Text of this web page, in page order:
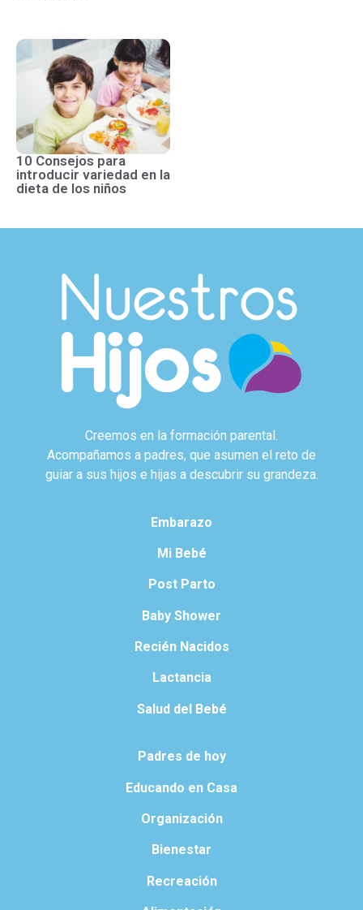
10 Consejos para
introducir variedad en la
dieta de los niños
Creemos en la formación parental.
Acompañamos a padres, que asumen el reto de
guiar a sus hijos e hijas a descubrir su grandeza.
Embarazo
Mi Bebé
Post Parto
Baby Shower
Recién Nacidos
Lactancia
Salud del Bebé
Padres de hoy
Educando en Casa
Organización
Bienestar
Recreación